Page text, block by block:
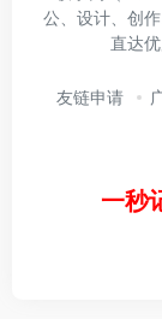
公、设计、创
直达
友链申请
一秒